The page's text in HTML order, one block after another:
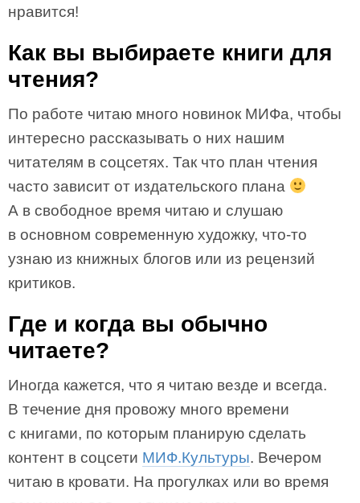
нравится!
Как вы выбираете книги для
чтения?
По работе читаю много новинок МИФа, чтобы
интересно рассказывать о них нашим
читателям в соцсетях. Так что план чтения
часто зависит от издательского плана
А в свободное время читаю и слушаю
в основном современную художку, что-то
узнаю из книжных блогов или из рецензий
критиков.
Где и когда вы обычно
читаете?
Иногда кажется, что я читаю везде и всегда.
В течение дня провожу много времени
с книгами, по которым планирую сделать
контент в соцсети МИФ.Культуры. Вечером
читаю в кровати. На прогулках или во время